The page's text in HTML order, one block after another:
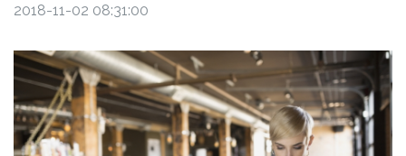
2018-11-02 08:31:00